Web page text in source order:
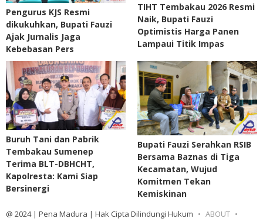
Pengurus KJS Resmi
dikukuhkan, Bupati Fauzi
Ajak Jurnalis Jaga
Kebebasan Pers
TIHT Tembakau 2026 Resmi
Naik, Bupati Fauzi
Optimistis Harga Panen
Lampaui Titik Impas
Buruh Tani dan Pabrik
Tembakau Sumenep
Terima BLT-DBHCHT,
Kapolresta: Kami Siap
Bersinergi
Bupati Fauzi Serahkan RSIB
Bersama Baznas di Tiga
Kecamatan, Wujud
Komitmen Tekan
Kemiskinan
@ 2024 | Pena Madura | Hak Cipta Dilindungi Hukum
ABOUT